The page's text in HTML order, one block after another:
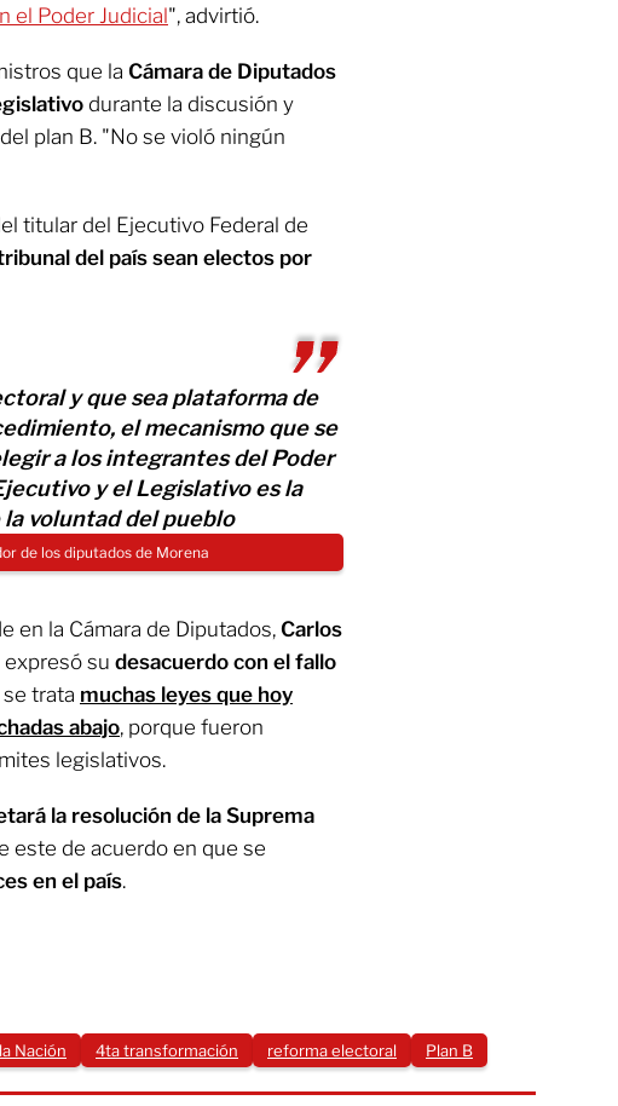
el Poder Judicial", advirtió.
que la Cámara de Diputados
durante la discusión y
plan B. "No se violó ningún
titular del Ejecutivo Federal de
del país sean electos por
y que sea plataforma de
el mecanismo que se
a los integrantes del Poder
y el Legislativo es la
voluntad del pueblo
de los diputados de Morena
en la Cámara de Diputados, Carlos
expresó su desacuerdo con el fallo
trata muchas leyes que hoy
abajo, porque fueron
legislativos.
la resolución de la Suprema
este de acuerdo en que se
en el país.
Nación 4ta transformación reforma electoral Plan B